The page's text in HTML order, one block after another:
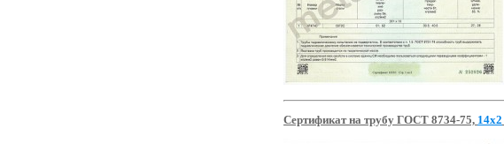
Сертификат на трубу ГОСТ 8734-75, 14х2